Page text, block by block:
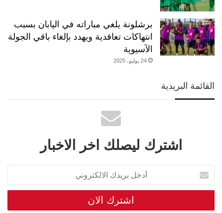
برشلونة يلغي مباراته في اليابان بسبب
انتهاكات تعاقدية ويهدد بإلغاء باقي الجولة
الآسيوية
24 يوليو، 2025
القائمة البريدية
اشترك ليصلك اخر الاخبار
أدخل
بريدك
الالكتروني